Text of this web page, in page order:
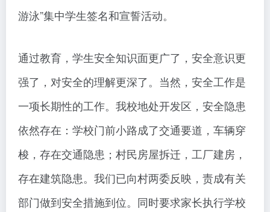
游泳”集中学生签名和宣誓活动。
通过教育，学生安全知识面更广了，安全意识更
强了，对安全的理解更深了。当然，安全工作是
一项长期性的工作。我校地处开发区，安全隐患
依然存在：学校门前小路成了交通要道，车辆穿
梭，存在交通隐患；村民房屋拆迁，工厂建房，
存在建筑隐患。我们已向村两委反映，责成有关
部门做到安全措施到位。同时要求家长执行学校